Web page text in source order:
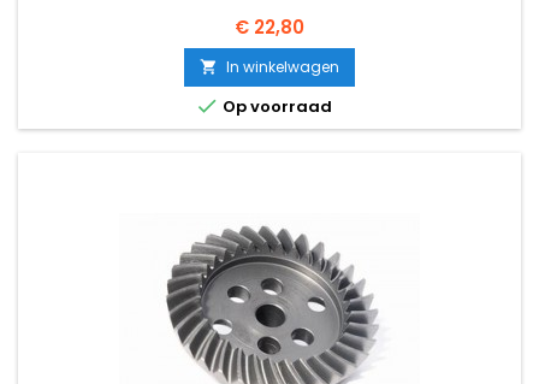
Prijs
€ 22,80
 In winkelwagen
 Op voorraad